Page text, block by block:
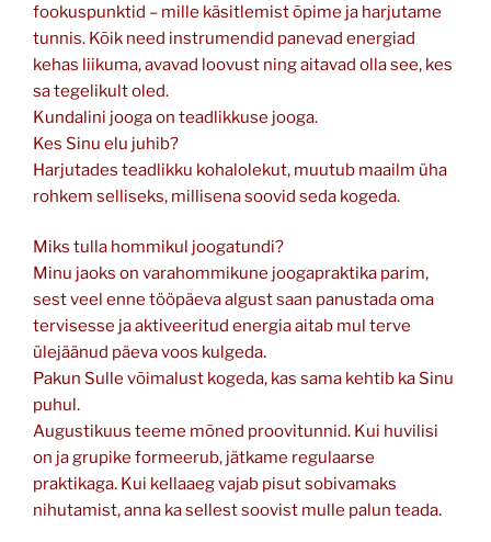
fookuspunktid – mille käsitlemist õpime ja harjutame
tunnis. Kõik need instrumendid panevad energiad
kehas liikuma, avavad loovust ning aitavad olla see, kes
sa tegelikult oled.
Kundalini jooga on teadlikkuse jooga.
Kes Sinu elu juhib?
Harjutades teadlikku kohalolekut, muutub maailm üha
rohkem selliseks, millisena soovid seda kogeda.
Miks tulla hommikul joogatundi?
Minu jaoks on varahommikune joogapraktika parim,
sest veel enne tööpäeva algust saan panustada oma
tervisesse ja aktiveeritud energia aitab mul terve
ülejäänud päeva voos kulgeda.
Pakun Sulle võimalust kogeda, kas sama kehtib ka Sinu
puhul.
Augustikuus teeme mõned proovitunnid. Kui huvilisi
on ja grupike formeerub, jätkame regulaarse
praktikaga. Kui kellaaeg vajab pisut sobivamaks
nihutamist, anna ka sellest soovist mulle palun teada.